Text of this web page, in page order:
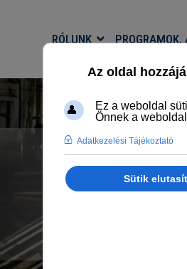
RÓLUNK
Az